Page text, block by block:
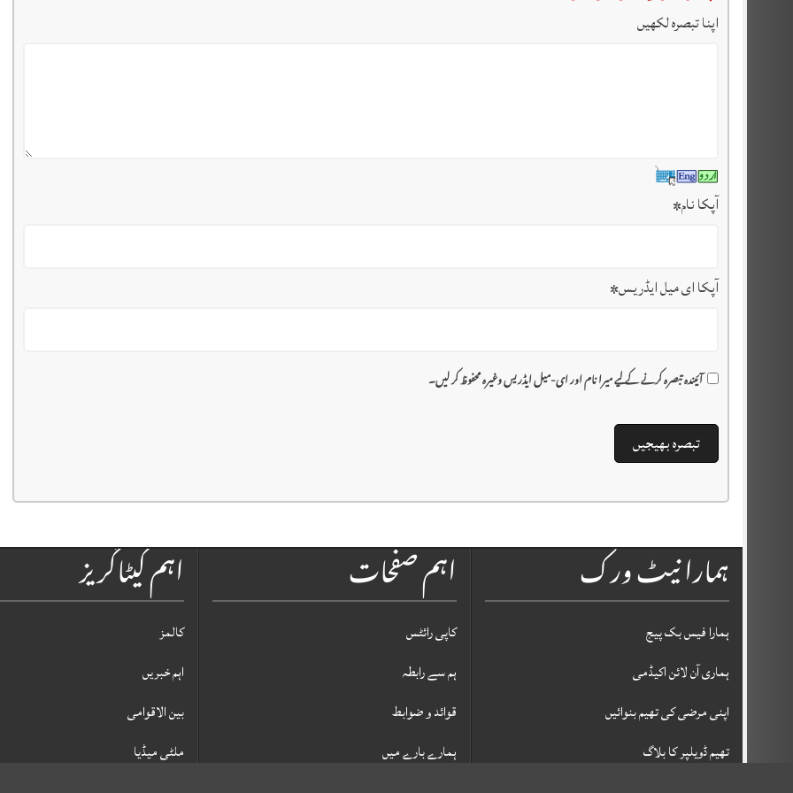
اپنا تبصرہ لکھیں
آپکا نام*
آپکا ای میل ایڈریس*
آئیندہ تبصرہ کرنے کے لیے میرا نام اور ای-میل ایڈریس وغیرہ محفوظ کر لیں۔
اہم کیٹاگریز
کالمز
اہم خبریں
بین الاقوامی
ملٹی میڈیا
اہم صفحات
کاپی رائٹس
ہم سے رابطہ
قوائد و ضوابط
ہمارے بارے میں
ہمارا نیٹ ورک
ہمارا فیس بک پیج
ہماری آن لائن اکیڈمی
اپنی مرضی کی تھیم بنوائیں
تھیم ڈویلپر کا بلاگ